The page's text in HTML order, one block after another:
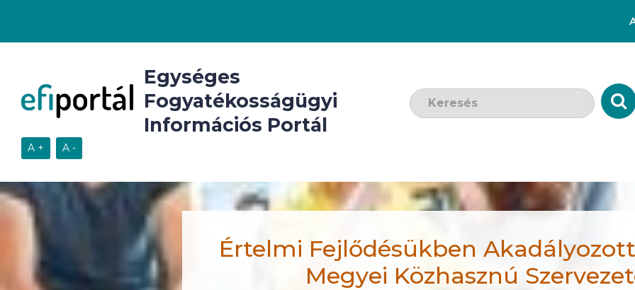
Egységes
Fogyatékosságügyi
Információs Portál
Keresendő szó:
Értelmi Fejlődésükben
Megyei Közhasznú